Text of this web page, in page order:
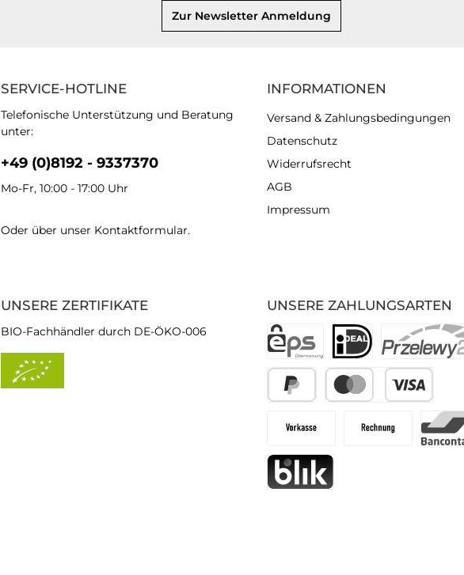
Zur Newsletter Anmeldung
SERVICE-HOTLINE
Telefonische Unterstützung und Beratung
unter:
+49 (0)8192 - 9337370
Mo-Fr, 10:00 - 17:00 Uhr
Oder über unser Kontaktformular.
UNSERE ZAHLUNGSARTEN
UNSERE ZERTIFIKATE
BIO-Fachhändler durch DE-ÖKO-006
INFORMATIONEN
Versand & Zahlungsbedingungen
Datenschutz
Widerrufsrecht
AGB
Impressum